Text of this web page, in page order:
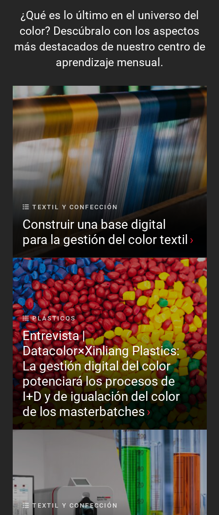
¿Qué es lo último en el universo del
color? Descúbralo con los aspectos
más destacados de nuestro centro de
aprendizaje mensual.
Construir una base digital
para la gestión del color textil
TEXTIL Y CONFECCIÓN
Entrevista |
Datacolor×Xinliang Plastics:
La gestión digital del color
potenciará los procesos de
I+D y de igualación del color
de los masterbatches
PLÁSTICOS
TEXTIL Y CONFECCIÓN